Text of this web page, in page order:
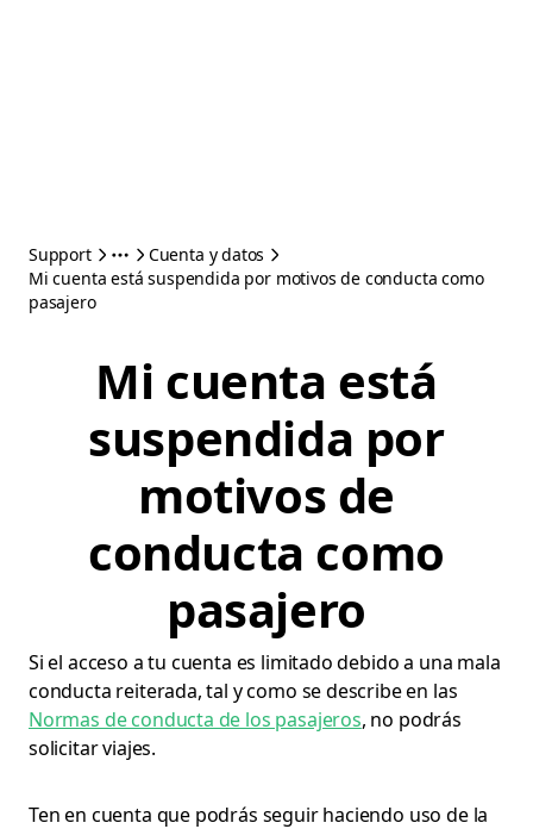
Support
Cuenta y datos
Mi cuenta está suspendida por motivos de conducta como
pasajero
Mi cuenta está
suspendida por
motivos de
conducta como
pasajero
Si el acceso a tu cuenta es limitado debido a una mala
conducta reiterada, tal y como se describe en las
Normas de conducta de los pasajeros, no podrás
solicitar viajes.
Ten en cuenta que podrás seguir haciendo uso de la